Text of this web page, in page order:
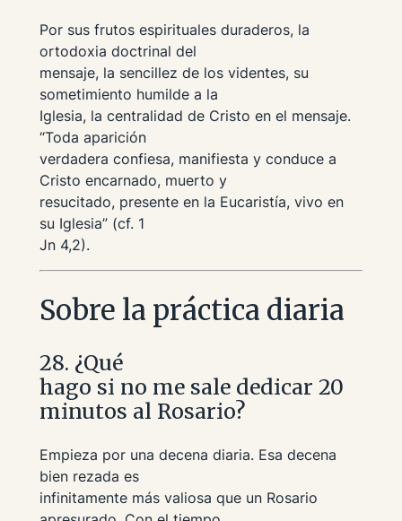
Por sus frutos espirituales duraderos, la
ortodoxia doctrinal del
mensaje, la sencillez de los videntes, su
sometimiento humilde a la
Iglesia, la centralidad de Cristo en el mensaje.
“Toda aparición
verdadera confiesa, manifiesta y conduce a
Cristo encarnado, muerto y
resucitado, presente en la Eucaristía, vivo en
su Iglesia”(cf. 1
Jn 4,2).
Sobre la práctica diaria
28. ¿Qué
hago si no me sale dedicar 20
minutos al Rosario?
Empieza por una decena diaria. Esa decena
bien rezada es
infinitamente más valiosa que un Rosario